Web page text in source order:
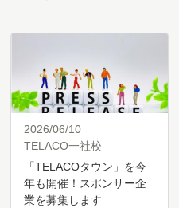
2026/06/10
TELACO一社校
「TELACOタウン」を今
年も開催！スポンサー企
業を募集します